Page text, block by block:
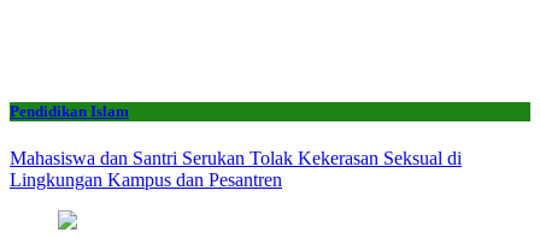
Pendidikan Islam
Mahasiswa dan Santri Serukan Tolak Kekerasan Seksual di
Lingkungan Kampus dan Pesantren